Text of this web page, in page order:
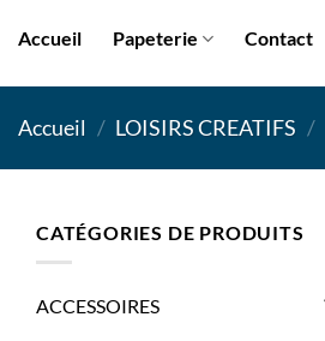
Accueil Papeterie Contact
Accueil / LOISIRS CREATIFS /
CATÉGORIES DE PRODUITS
ACCESSOIRES